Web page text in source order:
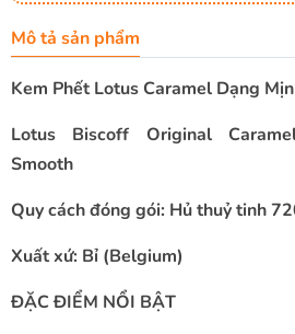
Mô tả sản phẩm
Kem Phết Lotus Caramel Dạng Mịn
Lotus Biscoff Original
Smooth
Quy cách đóng gói: Hủ thuỷ tinh
Xuất xứ: Bỉ (Belgium)
ĐẶC ĐIỂM NỔI BẬT